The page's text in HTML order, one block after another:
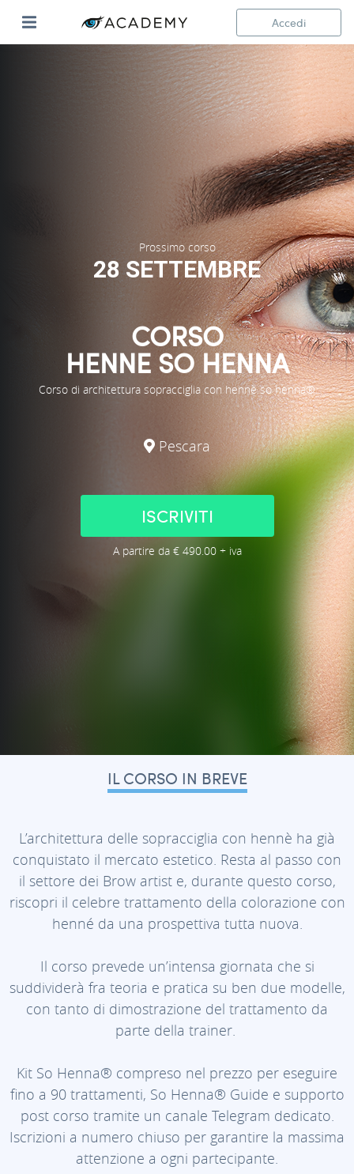
Accedi
Prossimo corso
28 SETTEMBRE
CORSO
HENNE SO HENNA
Corso di architettura sopracciglia con hennè so henna®
Pescara
ISCRIVITI
A partire da € 490.00 + iva
IL CORSO IN BREVE
L’architettura delle sopracciglia con hennè ha già
conquistato il mercato estetico. Resta al passo con
il settore dei Brow artist e, durante questo corso,
riscopri il celebre trattamento della colorazione con
henné da una prospettiva tutta nuova.
Il corso prevede un’intensa giornata che si
suddividerà fra teoria e pratica su ben due modelle,
con tanto di dimostrazione del trattamento da
parte della trainer.
Kit So Henna® compreso nel prezzo per eseguire
fino a 90 trattamenti, So Henna® Guide e supporto
post corso tramite un canale Telegram dedicato.
Iscrizioni a numero chiuso per garantire la massima
attenzione a ogni partecipante.